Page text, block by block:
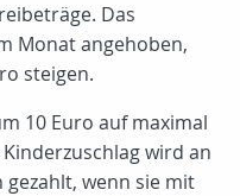
Das
Monat angehoben,
steigen.
10 Euro auf maximal
wird an
wenn sie mit